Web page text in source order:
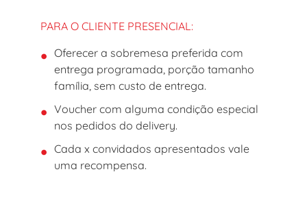
PARA O CLIENTE PRESENCIAL:
Oferecer a sobremesa preferida com
entrega programada, porção tamanho
família, sem custo de entrega.
Voucher com alguma condição especial
nos pedidos do delivery.
Cada x convidados apresentados vale
uma recompensa.